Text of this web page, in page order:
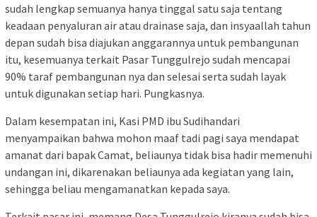
sudah lengkap semuanya hanya tinggal satu saja tentang
keadaan penyaluran air atau drainase saja, dan insyaallah tahun
depan sudah bisa diajukan anggarannya untuk pembangunan
itu, kesemuanya terkait Pasar Tunggulrejo sudah mencapai
90% taraf pembangunan nya dan selesai serta sudah layak
untuk digunakan setiap hari. Pungkasnya.
Dalam kesempatan ini, Kasi PMD ibu Sudihandari
menyampaikan bahwa mohon maaf tadi pagi saya mendapat
amanat dari bapak Camat, beliaunya tidak bisa hadir memenuhi
undangan ini, dikarenakan beliaunya ada kegiatan yang lain,
sehingga beliau mengamanatkan kepada saya.